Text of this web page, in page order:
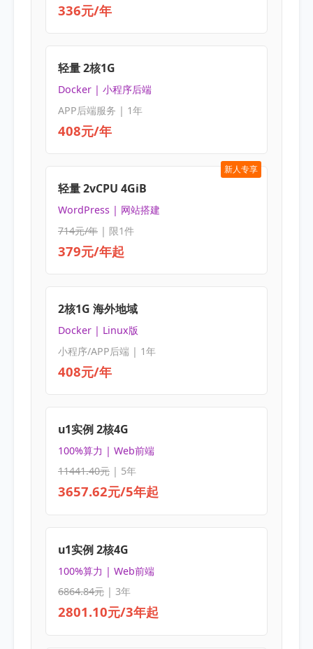
336元/年
轻量 2核1G
Docker | 小程序后端
APP后端服务 | 1年
408元/年
新人专享
轻量 2vCPU 4GiB
WordPress | 网站搭建
714元/年| 限1件
379元/年起
2核1G 海外地域
Docker | Linux版
小程序/APP后端 | 1年
408元/年
u1实例 2核4G
100%算力 | Web前端
11441.40元| 5年
3657.62元/5年起
u1实例 2核4G
100%算力 | Web前端
6864.84元| 3年
2801.10元/3年起